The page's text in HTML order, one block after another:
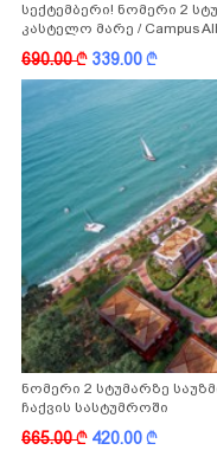
სექტემბერი! ნომერი 2
კასტელო მარე / Campus
-სგან!
690.00k 339.00k
ნომერი 2 სტუმარზე
ჩაქვის სასტუმროში
665.00k 420.00k